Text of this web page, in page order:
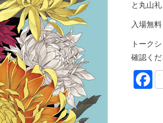
と丸山
入場無
トーク
確認く